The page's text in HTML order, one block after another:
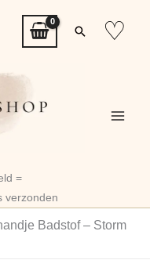
Zoeken
♡
=
verzonden
Badstof – Storm